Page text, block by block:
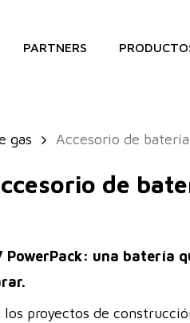
PARTNERS
gas Accesorio de
de
PowerPack: una batería
los proyectos de